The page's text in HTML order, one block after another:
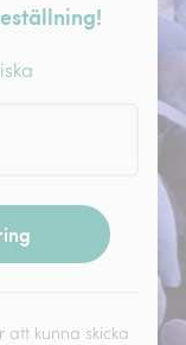
att kunna skicka